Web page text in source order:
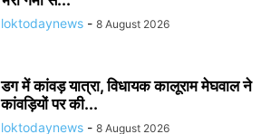
loktodaynews - 8 August 2026
डग में कांवड़ यात्रा, विधायक कालूराम मेघवाल ने
कांवड़ियों पर की...
loktodaynews - 8 August 2026